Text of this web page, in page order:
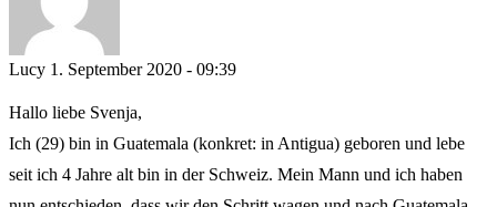
Lucy 1. September 2020 - 09:39
Hallo liebe Svenja,
Ich (29) bin in Guatemala (konkret: in Antigua) geboren und lebe
seit ich 4 Jahre alt bin in der Schweiz. Mein Mann und ich haben